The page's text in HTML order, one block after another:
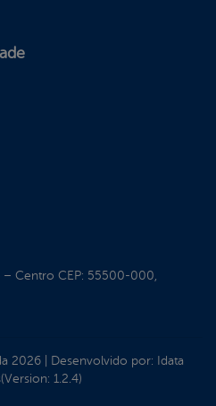
– Centro CEP: 55500-000,
2026| Desenvolvido por: Idata
(Version: 1.2.4)